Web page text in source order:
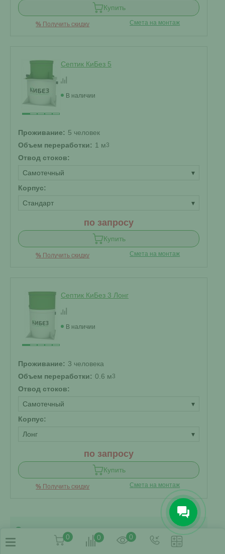
Купить
% Получить скидку Смета на монтаж
Септик КиБез 5
В наличии
Проживание: 5 человек
Объем переработки: 1 м3
Отвод стоков:
Самотечный
▾
Корпус:
Стандарт
▾
по запросу
Купить
% Получить скидку Смета на монтаж
Септик КиБез 3 Лонг
В наличии
Проживание: 3 человека
Объем переработки: 0.6 м3
Отвод стоков:
Самотечный
▾
Корпус:
Лонг
▾
по запросу
Купить
% Получить скидку Смета на монтаж
Серии
0 0 0